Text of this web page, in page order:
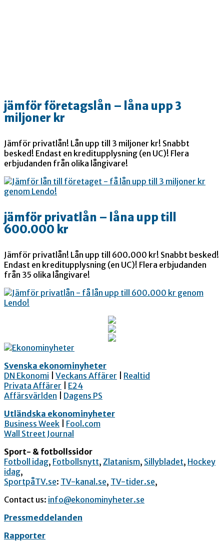
jämför företagslån – låna upp 3
miljoner kr
Jämför privatlån! Lån upp till 3 miljoner kr! Snabbt
besked! Endast en kreditupplysning (en UC)! Flera
erbjudanden från olika långivare!
jämför privatlån – låna upp till
600.000 kr
Jämför privatlån! Lån upp till 600.000 kr! Snabbt besked!
Endast en kreditupplysning (en UC)! Flera erbjudanden
från 35 olika långivare!
Svenska ekonominyheter
DN Ekonomi
Veckans Affärer
Realtid
Privata Affärer
E24
Affärsvärlden
Dagens PS
Utländska ekonominyheter
Business Week
Fool.com
Wall Street Journal
Sport- & fotbollssidor
Fotboll idag, Fotbollsnytt, Zlatanism, Sillybladet, Hockey
idag,
SportpåTV.se: TV-kanal.se, TV-tider.se,
Contact us: info@ekonominyheter.se
Pressmeddelanden
Rapporter